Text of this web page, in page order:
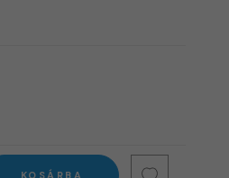
KOSÁRBA